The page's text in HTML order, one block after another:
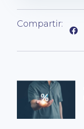
Compartir: